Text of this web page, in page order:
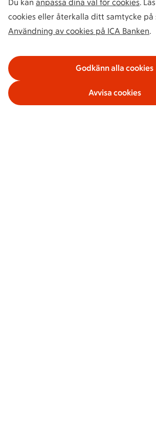
Du kan anpassa dina val för cookies.
cookies eller återkalla ditt samtycke på
Användning av cookies på ICA Banken.
Godkänn alla cookies
Avvisa cookies